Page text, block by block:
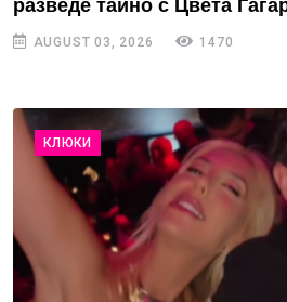
разведе тайно с Цвета
AUGUST 03, 2026 1470
КЛЮКИ